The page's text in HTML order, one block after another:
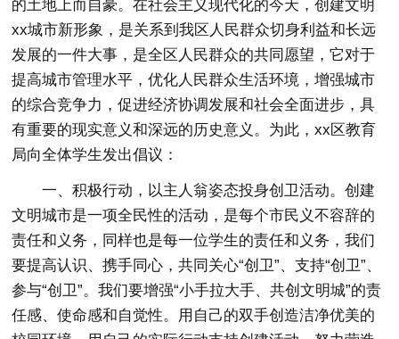
的土地上而自豪。在社会主义现代化的今天，创建文明
xx城市新形象，是关系到我区人民群众切身利益和长远
发展的一件大事，是全区人民群众的共同愿望，它对于
提高城市管理水平，优化人民群众生活环境，增强城市
的综合竞争力，促进经济协调发展和社会全面进步，具
有重要的现实意义和深远的历史意义。为此，xx区教育
局向全体学生发出倡议：
一、积极行动，以主人翁姿态投身创卫活动。创建
文明城市是一项全民性的活动，是每个市民义不容辞的
责任和义务，同样也是每一位学生的责任和义务，我们
要提高认识、携手同心，共同关心“创卫”、支持“创卫”、
参与“创卫”。我们要增强“小手拉大手、共创文明城”的责
任感、使命感和自觉性。用自己的双手创造洁净优美的